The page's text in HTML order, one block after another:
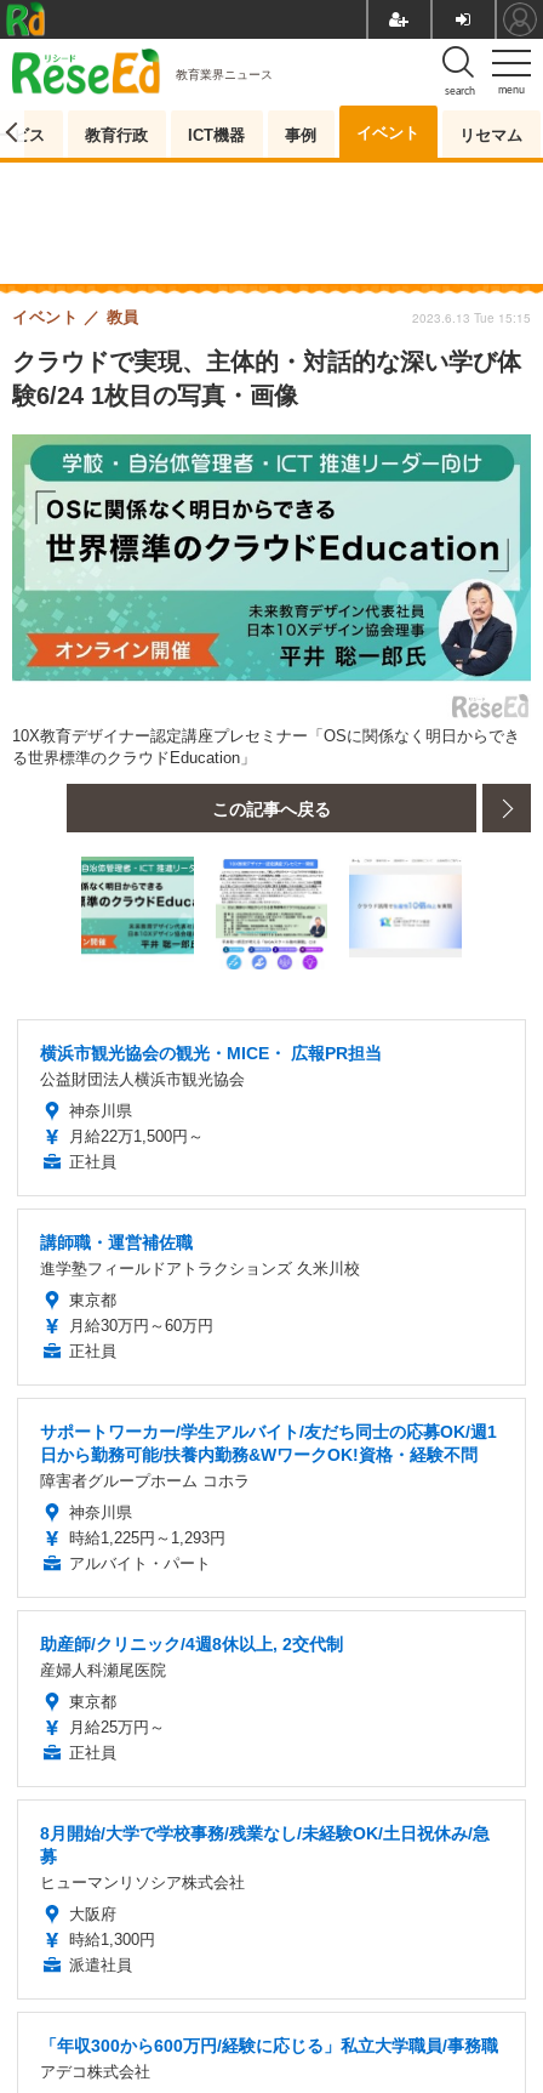
menu
search
教育業界ニュース
ビス 教育行政 ICT機器 事例 イベント リセマム
クラウドで実現、主体的・対話的な深い学び体
験6/24 1枚目の写真・画像
イベント 教員 2023.6.13 Tue 15:15
10X教育デザイナー認定講座プレセミナー「OSに関係なく明日からでき
る世界標準のクラウドEducation」
この記事へ戻る
横浜市観光協会の観光・MICE・ 広報PR担当
公益財団法人横浜市観光協会
神奈川県
月給22万1,500円～
正社員
講師職・運営補佐職
進学塾フィールドアトラクションズ 久米川校
東京都
月給30万円～60万円
正社員
サポートワーカー/学生アルバイト/友だち同士の応募OK/週1
日から勤務可能/扶養内勤務&WワークOK!資格・経験不問
障害者グループホーム コホラ
神奈川県
時給1,225円～1,293円
アルバイト・パート
助産師/クリニック/4週8休以上, 2交代制
産婦人科瀬尾医院
東京都
月給25万円～
正社員
8月開始/大学で学校事務/残業なし/未経験OK/土日祝休み/急
募
ヒューマンリソシア株式会社
大阪府
時給1,300円
派遣社員
「年収300から600万円/経験に応じる」私立大学職員/事務職
アデコ株式会社